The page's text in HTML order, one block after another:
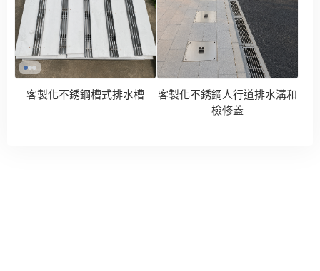
客製化不銹鋼槽式排水槽
客製化不銹鋼人行道排水溝和
檢修蓋